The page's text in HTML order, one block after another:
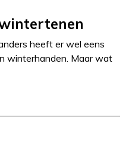
heeft er wel eens
winterhanden. Maar wat